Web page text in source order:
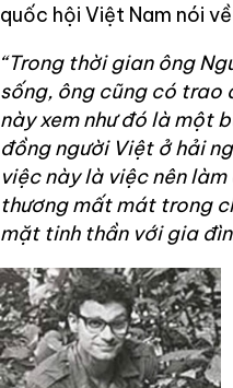
quốc hội Việt Nam nói
“Trong thời gian ông
sống, ông cũng có trao
này xem như đó là một
đồng người Việt ở hải
việc này là việc nên
thương mất mát trong
mặt tinh thần với gia